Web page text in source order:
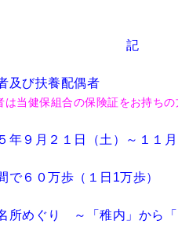
記
及び扶養配偶者
当健保組合の保険証をお持ち
年９月２１日（土）
６０万歩（１日1万歩
所めぐり ～「稚内」